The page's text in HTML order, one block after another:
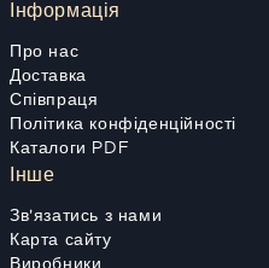
Інформація
Про нас
Доставка
Співпраця
Політика конфіденційності
Каталоги PDF
Інше
Зв'язатись з нами
Карта сайту
Виробники